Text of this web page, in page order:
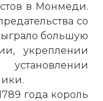
в Монмеди.
со
большую
укреплении
года король